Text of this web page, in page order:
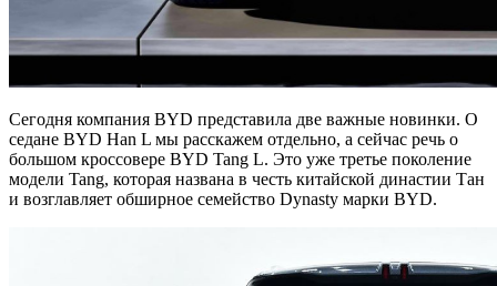
Сегодня компания BYD представила две важные новинки. О
седане BYD Han L мы расскажем отдельно, а сейчас речь о
большом кроссовере BYD Tang L. Это уже третье поколение
модели Tang, которая названа в честь китайской династии Тан
и возглавляет обширное семейство Dynasty марки BYD.